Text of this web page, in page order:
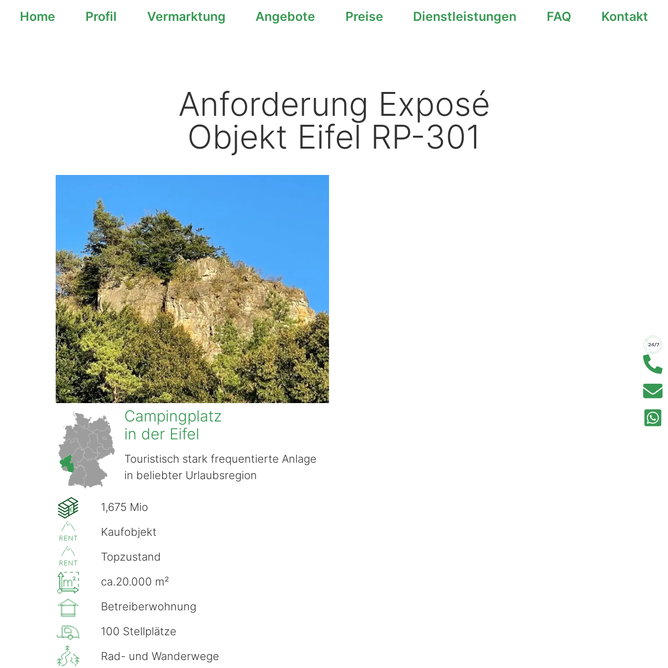
springen
Home Profil Vermarktung Angebote Preise Dienstleistungen FAQ Kontakt
Anforderung Exposé
Objekt Eifel RP-301
Campingplatz
in der Eifel
Touristisch stark frequentierte Anlage
in beliebter Urlaubsregion
€
1,675 Mio
Kaufobjekt
Topzustand
ca.20.000 m²
Betreiberwohnung
100 Stellplätze
Rad- und Wanderwege